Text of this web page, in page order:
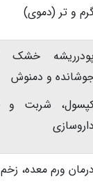
و تر (دموی)
پودرریشه خشک
و دمنوش
شربت و
داروسازی
درمان ورم معده،